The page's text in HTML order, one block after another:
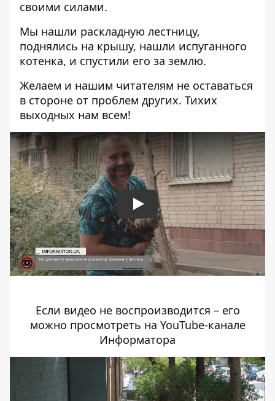
своими силами.
Мы нашли раскладную лестницу,
поднялись на крышу, нашли испуганного
котенка, и спустили его за землю.
Желаем и нашим читателям не оставаться
в стороне от проблем других. Тихих
выходных нам всем!
Play
Если видео не воспроизводится – его
можно просмотреть на YouTube-канале
Информатора